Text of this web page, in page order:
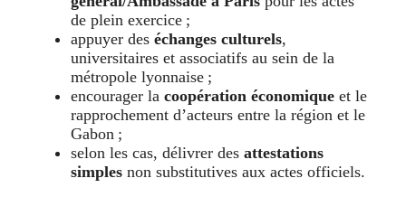
de plein exercice ;
appuyer des échanges culturels,
universitaires et associatifs au sein de la
métropole lyonnaise ;
encourager la coopération économique et le
rapprochement d’acteurs entre la région et le
Gabon ;
selon les cas, délivrer des attestations
simples non substitutives aux actes officiels.